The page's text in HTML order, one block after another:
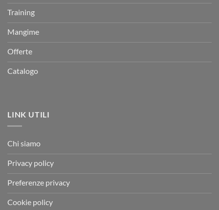
Training
Mangime
Offerte
Catalogo
LINK UTILI
Chi siamo
Privacy policy
Preferenze privacy
Cookie policy